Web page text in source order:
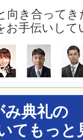
向き合ってき
お手伝いして
み典礼の
てもっと